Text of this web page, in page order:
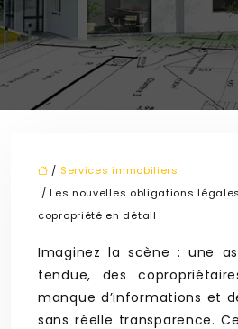
/ Services immobiliers
/ Les nouvelles obligations
copropriété en détail
Imaginez la scène : une
tendue, des
manque d’informations et
sans réelle transparence.